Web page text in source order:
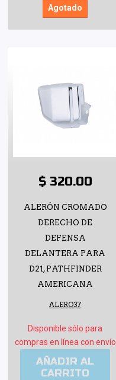
Agotado
$ 320.00
ALERÓN CROMADO
DERECHO DE
DEFENSA
DELANTERA PARA
D21, PATHFINDER
AMERICANA
ALERO37
Disponible sólo para
compras en línea con envío
AÑADIR AL
CARRITO